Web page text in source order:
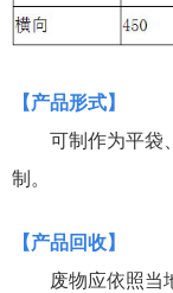
【产品形式】
可制作为平袋、
制。
【产品回收】
废物应依照当地